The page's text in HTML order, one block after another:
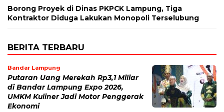
Borong Proyek di Dinas PKPCK Lampung, Tiga
Kontraktor Diduga Lakukan Monopoli Terselubung
BERITA TERBARU
Bandar Lampung
Putaran Uang Merekah Rp3,1 Miliar
di Bandar Lampung Expo 2026,
UMKM Kuliner Jadi Motor Penggerak
Ekonomi